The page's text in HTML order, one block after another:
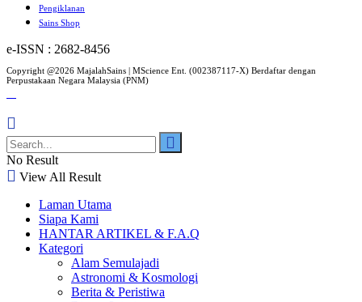
Pengiklanan
Sains Shop
e-ISSN : 2682-8456
Copyright @2026 MajalahSains | MScience Ent. (002387117-X) Berdaftar dengan
Perpustakaan Negara Malaysia (PNM)
No Result
View All Result
Laman Utama
Siapa Kami
HANTAR ARTIKEL & F.A.Q
Kategori
Alam Semulajadi
Astronomi & Kosmologi
Berita & Peristiwa